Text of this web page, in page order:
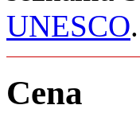
UNESCO.
Cena